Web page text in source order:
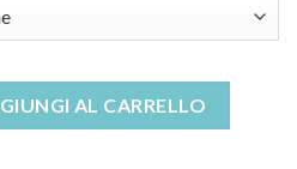
AL CARRELLO